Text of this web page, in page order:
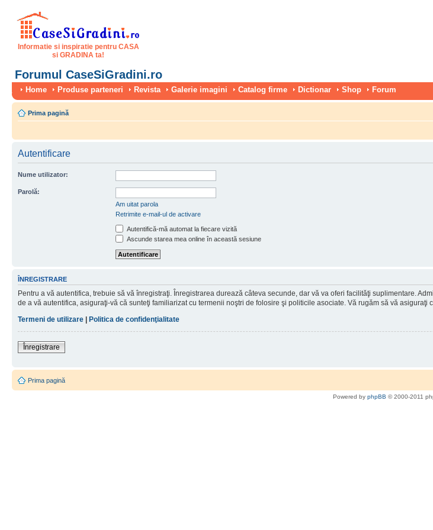
Informatie si inspiratie pentru CASA
si GRADINA ta!
Forumul CaseSiGradini.ro
Home Produse parteneri Revista Galerie imagini Catalog firme Dictionar Shop Forum
Prima pagină
Autentificare
Nume utilizator:
Parolă:
Am uitat parola
Retrimite e-mail-ul de activare
Autentifică-mă automat la fiecare vizită
Ascunde starea mea online în această sesiune
ÎNREGISTRARE
Pentru a vă autentifica, trebuie să vă înregistraţi. Înregistrarea durează câteva secunde, dar vă va oferi facilităţi suplimentare.
de a vă autentifica, asiguraţi-vă că sunteţi familiarizat cu termenii noştri de folosire şi politicile asociate. Vă rugăm să vă asiguraţi
Termeni de utilizare | Politica de confidenţialitate
Înregistrare
Prima pagină
Powered by phpBB © 2000-2011